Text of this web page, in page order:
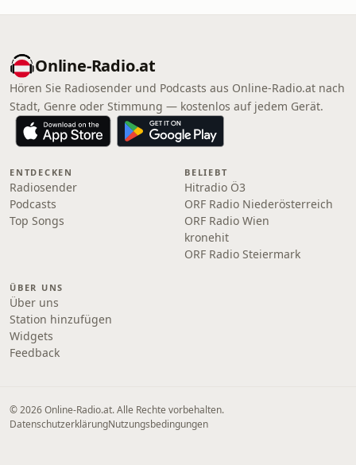
Online‑Radio.at
Hören Sie Radiosender und Podcasts aus Online‑Radio.at nach
Stadt, Genre oder Stimmung — kostenlos auf jedem Gerät.
ENTDECKEN
Radiosender
Podcasts
Top Songs
BELIEBT
Hitradio Ö3
ORF Radio Niederösterreich
ORF Radio Wien
kronehit
ORF Radio Steiermark
ÜBER UNS
Über uns
Station hinzufügen
Widgets
Feedback
© 2026 Online‑Radio.at. Alle Rechte vorbehalten.
DatenschutzerklärungNutzungsbedingungen